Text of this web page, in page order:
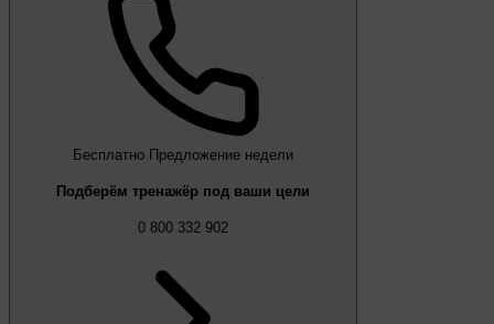
Бесплатно Предложение недели
Подберём тренажёр под ваши цели
0 800 332 902